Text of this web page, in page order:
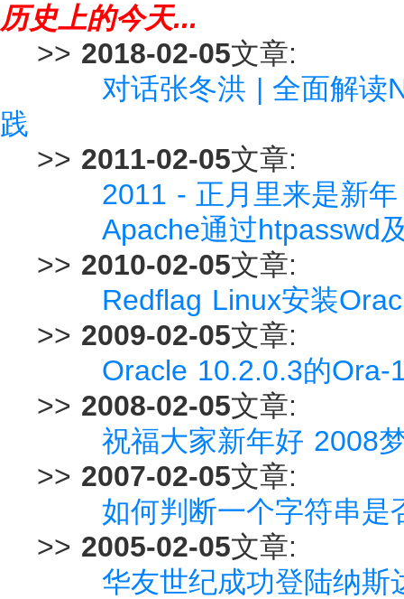
历史上的今天...
>> 2018-02-05文章:
对话张冬洪 | 全面解读
践
>> 2011-02-05文章:
2011 - 正月里来是新年
Apache通过htpasswd
>> 2010-02-05文章:
Redflag Linux安装
>> 2009-02-05文章:
Oracle 10.2.0.3的Ora-
>> 2008-02-05文章:
祝福大家新年好 2008
>> 2007-02-05文章:
如何判断一个字符串是
>> 2005-02-05文章:
华友世纪成功登陆纳斯